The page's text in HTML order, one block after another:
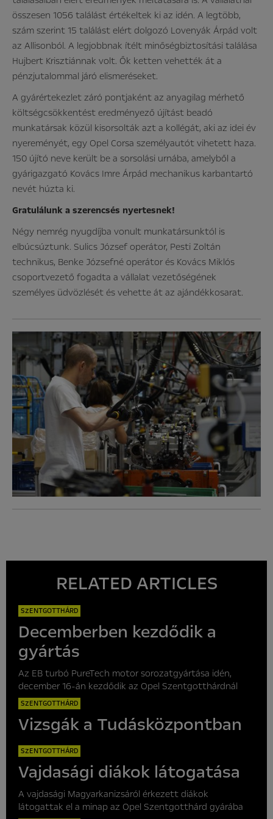
összesen 1056 találást értékeltek ki az idén. A legtöbb,
szám szerint 15 találást elért dolgozó Lovenyák Árpád volt
az Allisonból. A legjobbnak ítélt minőségbiztosítási találása
Hujbert Krisztiánnak volt. Ők ketten vehették át a
pénzjutalommal járó elismeréseket.
A gyárértekezlet záró pontjaként az anyagilag mérhető
költségcsökkentést eredményező újítást beadó
munkatársak közül kisorsolták azt a kollégát, aki az idei év
nyereményét, egy Opel Corsa személyautót vihetett haza.
150 újító neve került be a sorsolási urnába, amelyből a
gyárigazgató Kovács Imre Árpád mechanikus karbantartó
nevét húzta ki.
Gratulálunk a szerencsés nyertesnek!
Négy nemrég nyugdíjba vonult munkatársunktól is
elbúcsúztunk. Sulics József operátor, Pesti Zoltán
technikus, Benke Józsefné operátor és Kovács Miklós
csoportvezető fogadta a vállalat vezetőségének
személyes üdvözlését és vehette át az ajándékkosarat.
RELATED ARTICLES
SZENTGOTTHÁRD
Decemberben kezdődik a
gyártás
Az EB turbó PureTech motor sorozatgyártása idén,
december 16-án kezdődik az Opel Szentgotthárdnál
SZENTGOTTHÁRD
Vizsgák a Tudásközpontban
SZENTGOTTHÁRD
Vajdasági diákok látogatása
A vajdasági Magyarkanizsáról érkezett diákok
látogattak el a minap az Opel Szentgotthárd gyárába